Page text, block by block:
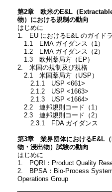
第2章 欧米のE&L（
物）における規制の動向
はじめに
1. EU におけるE&L のガイド
1.1 EMA ガイダンス（1）
1.2 EMA ガイダンス（2）
1.3 欧州薬局方（EP）
2. 米国の規制及び規格
2.1 米国薬局方（USP）
2.1.1 USP <661>
2.1.2 USP <1663>
2.1.3 USP <1664>
2.2 連邦規則コード（1）
2.3 連邦規則コード（2）
2.3.1 FDA ガイダンス
第3章 業界団体におけるE&L
物・浸出物）試験の動向
はじめに
1. PQRI：Product Quality
2. BPSA：Bio-Process
Operations Group